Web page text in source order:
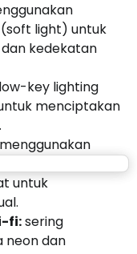
light) untuk
kedekatan
key lighting
menciptakan
efek
untuk
fi:sering
neon dan